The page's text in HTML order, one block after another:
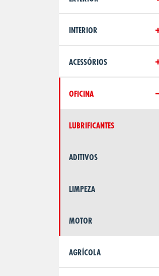
INTERIOR
ACESSÓRIOS
OFICINA
LUBRIFICANTES
ADITIVOS
LIMPEZA
MOTOR
AGRÍCOLA